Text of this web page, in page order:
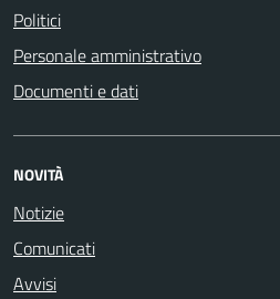
Politici
Personale amministrativo
Documenti e dati
NOVITÀ
Notizie
Comunicati
Avvisi